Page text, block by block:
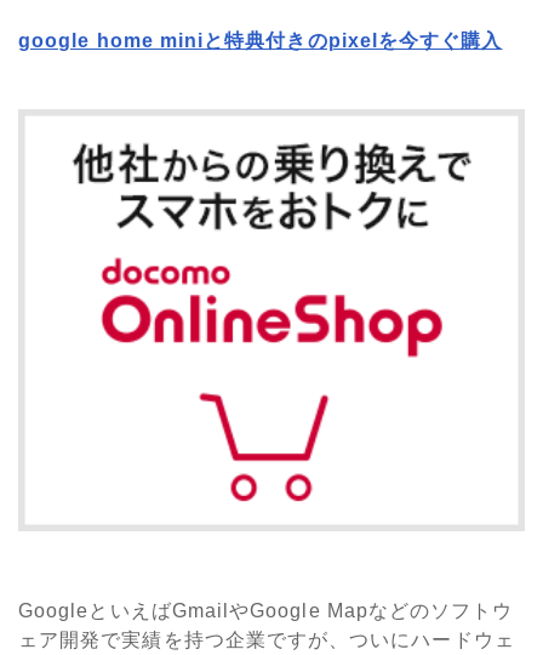
google home miniと特典付きのpixelを今すぐ購入
GoogleといえばGmailやGoogle Mapなどのソフトウ
ェア開発で実績を持つ企業ですが、ついにハードウェ